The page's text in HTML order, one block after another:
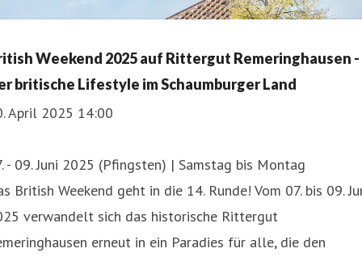
Weekend 2025 auf Rittergut Remeringhausen -
britische Lifestyle im Schaumburger Land
April 2025 14:00
- 09. Juni 2025 (Pfingsten) | Samstag bis Montag
British Weekend geht in die 14. Runde! Vom 07. bis 09.
verwandelt sich das historische Rittergut
erneut in ein Paradies für alle, die den